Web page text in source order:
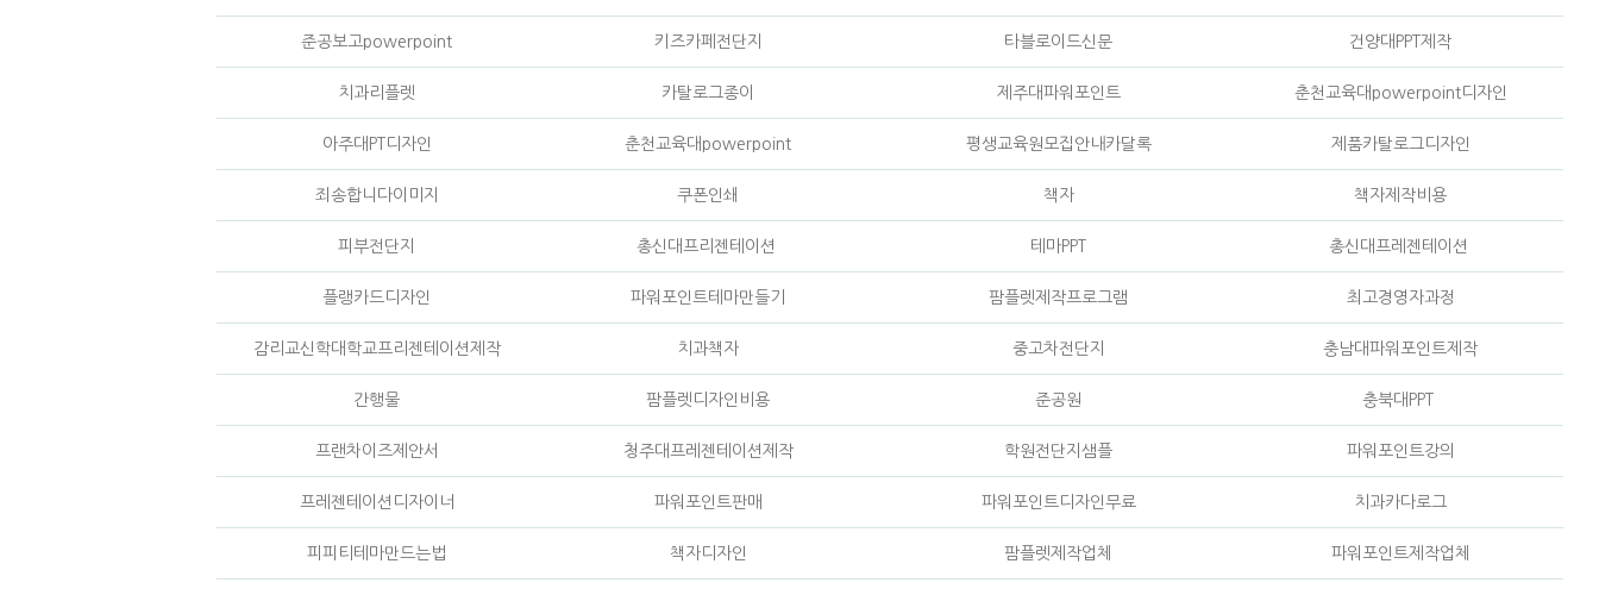
준공보고powerpoint 키즈카페전단지 타블로이드신문 건양대PPT제작
치과리플렛 카탈로그종이 제주대파워포인트 춘천교육대powerpoint디자인
아주대PT디자인 춘천교육대powerpoint 평생교육원모집안내카달록 제품카탈로그디자인
죄송합니다이미지 쿠폰인쇄 책자 책자제작비용
피부전단지 총신대프리젠테이션 테마PPT 총신대프레젠테이션
플랭카드디자인 파워포인트테마만들기 팜플렛제작프로그램 최고경영자과정
감리교신학대학교프리젠테이션제작 치과책자 중고차전단지 충남대파워포인트제작
간행물 팜플렛디자인비용 준공원 충북대PPT
프랜차이즈제안서 청주대프레젠테이션제작 학원전단지샘플 파워포인트강의
프레젠테이션디자이너 파워포인트판매 파워포인트디자인무료 치과카다로그
피피티테마만드는법 책자디자인 팜플렛제작업체 파워포인트제작업체